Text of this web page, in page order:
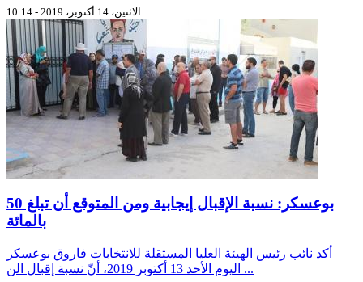
الاثنين، 14 أكتوبر، 2019 - 10:14
بوعسكر: نسبة الإقبال إيجابية ومن المتوقع أن تبلغ 50
بالمائة
أكد نائب رئيس الهيئة العليا المستقلة للانتخابات فاروق بوعسكر
اليوم الأحد 13 أكتوبر 2019، أنّ نسبة إقبال الن ...